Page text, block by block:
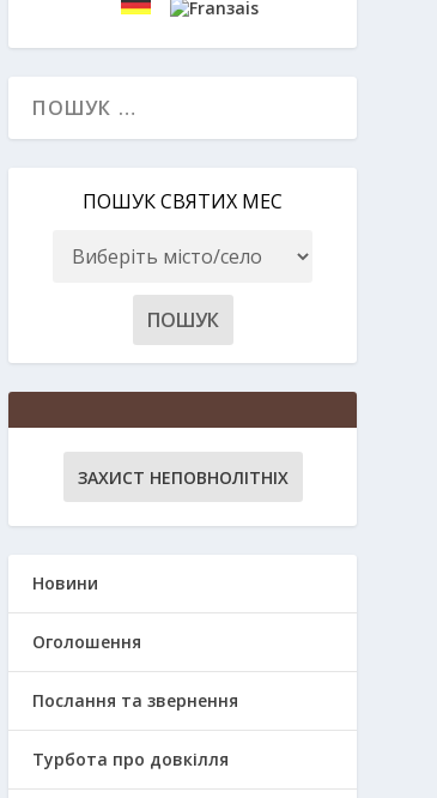
ПОШУК СВЯТИХ МЕС
ЗАХИСТ НЕПОВНОЛІТНІХ
Новини
Оголошення
Послання та звернення
Турбота про довкілля